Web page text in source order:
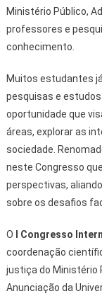
Ministério Público,
professores e
conhecimento.
Muitos estudantes
pesquisas e
oportunidade que
áreas, explorar as
sociedade.
neste Congresso
perspectivas,
sobre os desafios
O I Congresso
coordenação
justiça do Ministério
Anunciação da